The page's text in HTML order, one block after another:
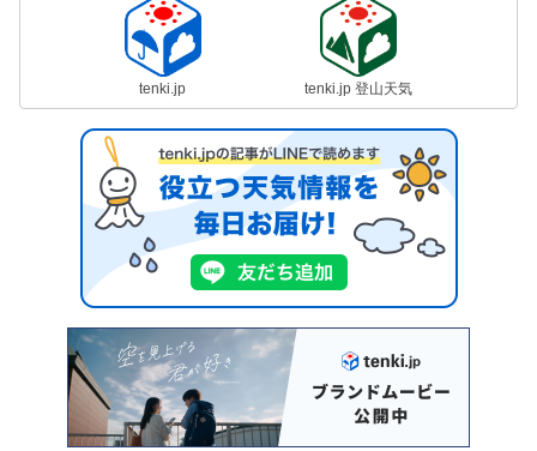
tenki.jp tenki.jp 登山天気